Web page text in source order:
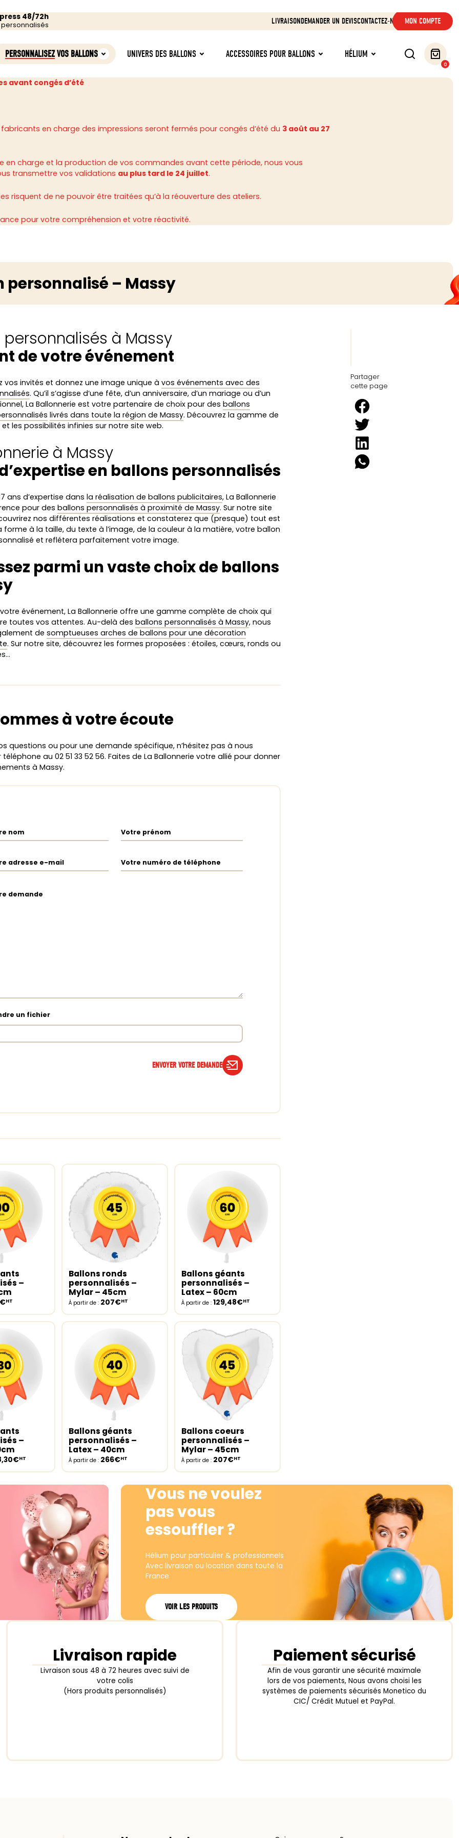
48/72h LIVRAISONDEMANDER UN DEVISCONTACTEZ-NOUS MON COMPTE
PERSONNALISEZVOS BALLONS UNIVERS DES BALLONS ACCESSOIRES POUR BALLONS HÉLIUM
0
avant congés d’été
en charge des impressions seront fermés pour congés d’été du 3 août au 27
en charge et la production de vos commandes avant cette période, nous vous
transmettre vos validations au plus tard le 24 juillet.
risquent de ne pouvoir être traitées qu’à la réouverture des ateliers.
pour votre compréhension et votre réactivité.
personnalisé – Massy
personnalisés à Massy
de votre événement
vos invités et donnez une image unique à vos événements avec des
. Qu’il s’agisse d’une fête, d’un anniversaire, d’un mariage ou d’un
La Ballonnerie est votre partenaire de choix pour des ballons
livrés dans toute la région de Massy. Découvrez la gamme de
les possibilités infinies sur notre site web.
à Massy
d’expertise en ballons personnalisés
ans d’expertise dans la réalisation de ballons publicitaires, La Ballonnerie
pour des ballons personnalisés à proximité de Massy. Sur notre site
nos différentes réalisations et constaterez que (presque) tout est
forme à la taille, du texte à l’image, de la couleur à la matière, votre ballon
et reflétera parfaitement votre image.
parmi un vaste choix de ballons
événement, La Ballonnerie offre une gamme complète de choix qui
toutes vos attentes. Au-delà des ballons personnalisés à Massy, nous
de somptueuses arches de ballons pour une décoration
. Sur notre site, découvrez les formes proposées : étoiles, cœurs, ronds ou
à votre écoute
questions ou pour une demande spécifique, n’hésitez pas à nous
au 02 51 33 52 56. Faites de La Ballonnerie votre allié pour donner
à Massy.
nom Votre prénom
adresse e-mail Votre numéro de téléphone
demande
un fichier
ENVOYER VOTRE DEMANDE
–
HT
Select options
Ballons ronds
personnalisés –
Mylar – 45cm
À partir de : 207€HT
Select options
Ballons géants
personnalisés –
Latex – 60cm
À partir de : 129,48€HT
–
HT
Select options
Ballons géants
personnalisés –
Latex – 40cm
À partir de : 266€HT
Select options
Ballons coeurs
personnalisés –
Mylar – 45cm
À partir de : 207€HT
Partager
cette page
Vous ne voulez
pas vous
essouffler ?
Hélium pour particulier & professionnels
Avec livraison ou location dans toute la
France
VOIR LES PRODUITS
Livraison rapide
Livraison sous 48 à 72 heures avec suivi de
votre colis
(Hors produits personnalisés)
Paiement sécurisé
Afin de vous garantir une sécurité maximale
lors de vos paiements, Nous avons choisi les
systèmes de paiements sécurisés Monetico du
CIC/ Crédit Mutuel et PayPal.